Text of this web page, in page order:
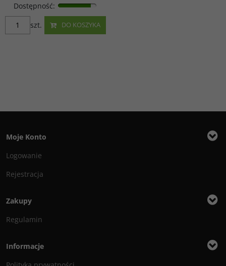
Dostępność:
DO KOSZYKA
szt.
Moje Konto
Logowanie
Rejestracja
Zakupy
Regulamin
Informacje